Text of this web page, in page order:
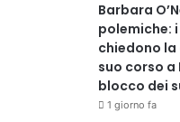
Barbara
polemiche:
chiedono
suo corso a
blocco dei
1 giorno fa